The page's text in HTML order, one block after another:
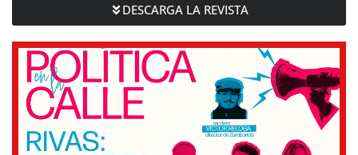
DESCARGA LA REVISTA